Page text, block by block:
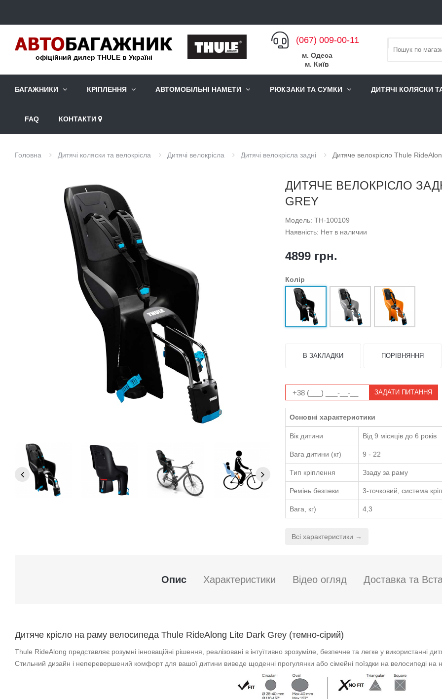
офіційний дилер THULE в Україні
(067) 009-00-11
м. Одеса
м. Київ
БАГАЖНИКИ КРІПЛЕННЯ АВТОМОБІЛЬНІ НАМЕТИ РЮКЗАКИ ТА СУМКИ ДИТЯЧІ КОЛЯСКИ
FAQ КОНТАКТИ
Головна Дитячі коляски та велокрісла Дитячі велокрісла Дитячі велокрісла задні Дитяче велокрісло Thule
ДИТЯЧЕ ВЕЛОКРІСЛО
GREY
Модель: TH-100109
Наявність: Нет в наличии
4899 грн.
Колір
В ЗАКЛАДКИ ПОРІВНЯННЯ
ЗАДАТИ ПИТАННЯ
Основні характеристики
Вік дитини Від 9 місяців до 6 років
Вага дитини (кг) 9 - 22
Тип кріплення Ззаду за раму
Ремінь безпеки 3-точковий, система
Вага, кг) 4,3
Всі характеристики →
Опис Характеристики Відео огляд Доставка та
Дитяче крісло на раму велосипеда Thule RideAlong Lite Dark Grey (темно-сірий)
Thule RideAlong представляє розумні інноваційні рішення, реалізовані в інтуїтивно зрозуміле, безпечне та легке у використанні
Стильний дизайн і неперевершений комфорт для вашої дитини виведе щоденні прогулянки або сімейні поїздки на велосипеді на